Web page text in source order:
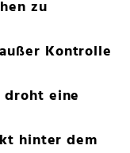
zu
Kontrolle
droht eine
hinter dem